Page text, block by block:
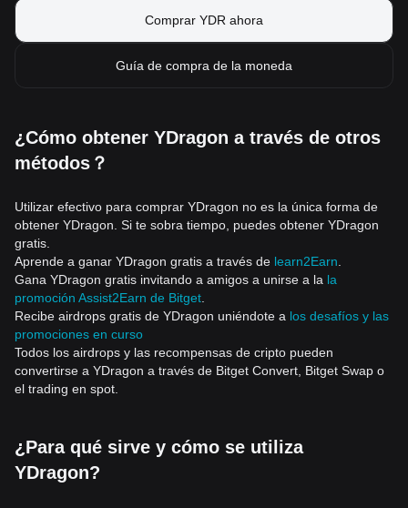
Comprar YDR ahora
Guía de compra de la moneda
¿Cómo obtener YDragon a través de otros
métodos？
Utilizar efectivo para comprar YDragon no es la única forma de
obtener YDragon. Si te sobra tiempo, puedes obtener YDragon
gratis.
Aprende a ganar YDragon gratis a través de learn2Earn
Gana YDragon gratis invitando a amigos a unirse a la la
promoción Assist2Earn de Bitget
Recibe airdrops gratis de YDragon uniéndote a los desafíos y las
promociones en curso
Todos los airdrops y las recompensas de cripto pueden
convertirse a YDragon a través de Bitget Convert, Bitget Swap o
el trading en spot.
¿Para qué sirve y cómo se utiliza
YDragon?